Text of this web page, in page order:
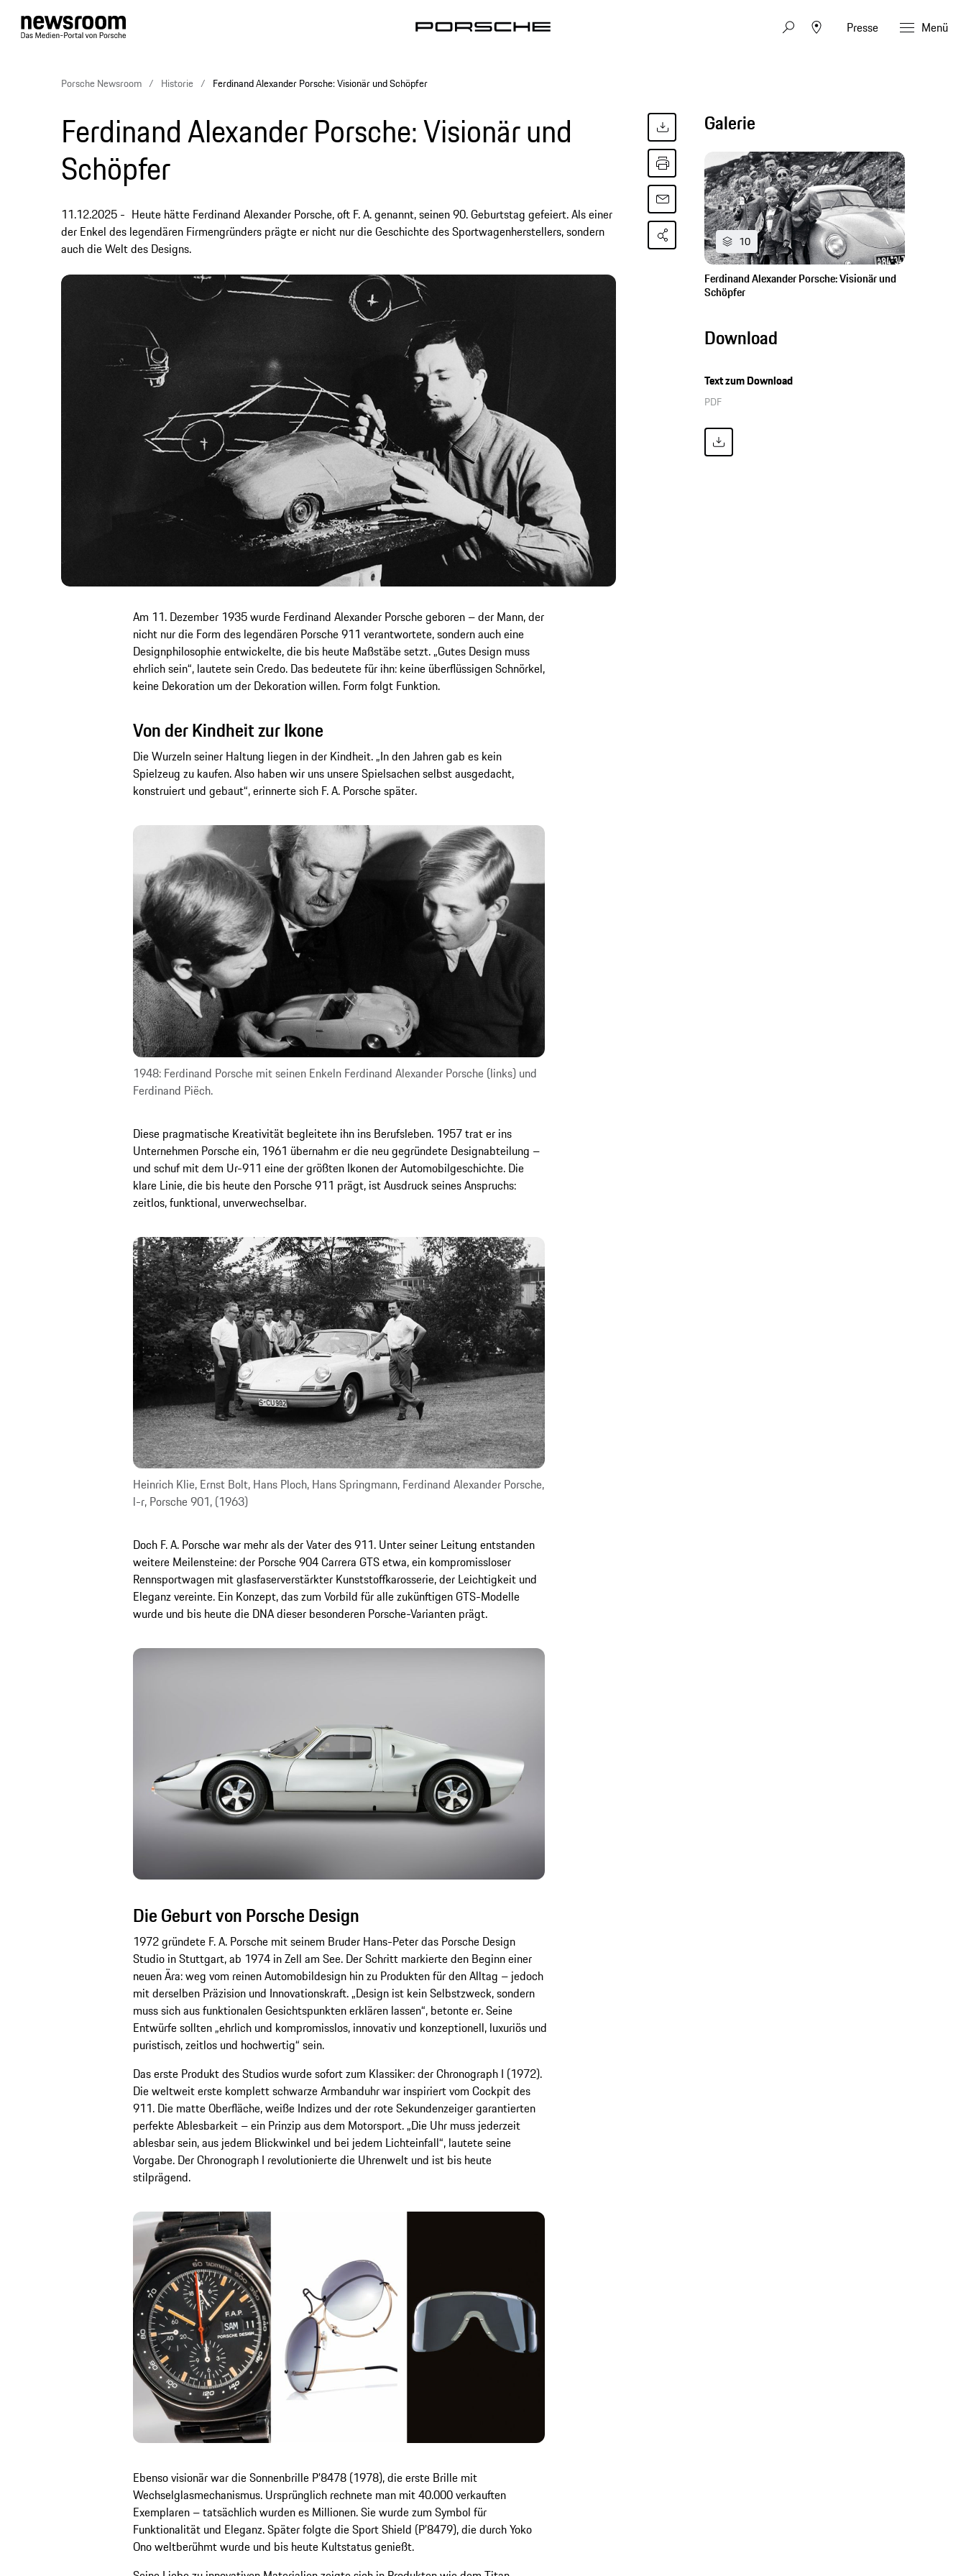
Presse Menü
Porsche Newsroom Historie Ferdinand Alexander Porsche: Visionär und Schöpfer
Ferdinand Alexander Porsche: Visionär und
Schöpfer
11.12.2025
Heute hätte Ferdinand Alexander Porsche, oft F. A. genannt, seinen 90. Geburtstag gefeiert. Als einer
der Enkel des legendären Firmengründers prägte er nicht nur die Geschichte des Sportwagenherstellers, sondern
auch die Welt des Designs.
Am 11. Dezember 1935 wurde Ferdinand Alexander Porsche geboren – der Mann, der
nicht nur die Form des legendären Porsche 911 verantwortete, sondern auch eine
Designphilosophie entwickelte, die bis heute Maßstäbe setzt. „Gutes Design muss
ehrlich sein“, lautete sein Credo. Das bedeutete für ihn: keine überflüssigen Schnörkel,
keine Dekoration um der Dekoration willen. Form folgt Funktion.
Von der Kindheit zur Ikone
Die Wurzeln seiner Haltung liegen in der Kindheit. „In den Jahren gab es kein
Spielzeug zu kaufen. Also haben wir uns unsere Spielsachen selbst ausgedacht,
konstruiert und gebaut“, erinnerte sich F. A. Porsche später.
1948: Ferdinand Porsche mit seinen Enkeln Ferdinand Alexander Porsche (links) und
Ferdinand Piëch.
Diese pragmatische Kreativität begleitete ihn ins Berufsleben. 1957 trat er ins
Unternehmen Porsche ein, 1961 übernahm er die neu gegründete Designabteilung –
und schuf mit dem Ur-911 eine der größten Ikonen der Automobilgeschichte. Die
klare Linie, die bis heute den Porsche 911 prägt, ist Ausdruck seines Anspruchs:
zeitlos, funktional, unverwechselbar.
Heinrich Klie, Ernst Bolt, Hans Ploch, Hans Springmann, Ferdinand Alexander Porsche,
l-r, Porsche 901, (1963)
Doch F. A. Porsche war mehr als der Vater des 911. Unter seiner Leitung entstanden
weitere Meilensteine: der Porsche 904 Carrera GTS etwa, ein kompromissloser
Rennsportwagen mit glasfaserverstärkter Kunststoffkarosserie, der Leichtigkeit und
Eleganz vereinte. Ein Konzept, das zum Vorbild für alle zukünftigen GTS-Modelle
wurde und bis heute die DNA dieser besonderen Porsche-Varianten prägt.
Die Geburt von Porsche Design
1972 gründete F. A. Porsche mit seinem Bruder Hans-Peter das Porsche Design
Studio in Stuttgart, ab 1974 in Zell am See. Der Schritt markierte den Beginn einer
neuen Ära: weg vom reinen Automobildesign hin zu Produkten für den Alltag – jedoch
mit derselben Präzision und Innovationskraft. „Design ist kein Selbstzweck, sondern
muss sich aus funktionalen Gesichtspunkten erklären lassen“, betonte er. Seine
Entwürfe sollten „ehrlich und kompromisslos, innovativ und konzeptionell, luxuriös und
puristisch, zeitlos und hochwertig“ sein.
Das erste Produkt des Studios wurde sofort zum Klassiker: der Chronograph I (1972).
Die weltweit erste komplett schwarze Armbanduhr war inspiriert vom Cockpit des
911. Die matte Oberfläche, weiße Indizes und der rote Sekundenzeiger garantierten
perfekte Ablesbarkeit – ein Prinzip aus dem Motorsport. „Die Uhr muss jederzeit
ablesbar sein, aus jedem Blickwinkel und bei jedem Lichteinfall“, lautete seine
Vorgabe. Der Chronograph I revolutionierte die Uhrenwelt und ist bis heute
stilprägend.
Ebenso visionär war die Sonnenbrille P’8478 (1978), die erste Brille mit
Wechselglasmechanismus. Ursprünglich rechnete man mit 40.000 verkauften
Exemplaren – tatsächlich wurden es Millionen. Sie wurde zum Symbol für
Funktionalität und Eleganz. Später folgte die Sport Shield (P’8479), die durch Yoko
Ono weltberühmt wurde und bis heute Kultstatus genießt.
Galerie
10
Ferdinand Alexander Porsche: Visionär und
Schöpfer
Download
Text zum Download
PDF